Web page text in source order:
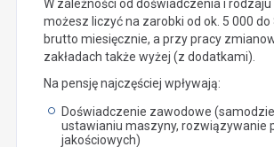
W zależności od doświadczenia i rodzaju
możesz liczyć na zarobki od ok. 5 000 do
brutto miesięcznie, a przy pracy
zakładach także wyżej (z dodatkami).
Na pensję najczęściej wpływają:
Doświadczenie zawodowe
ustawianiu maszyny, rozwiązywanie
jakościowych)